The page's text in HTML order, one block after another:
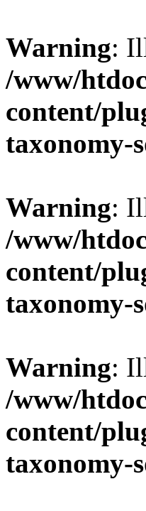
Warning:
/www/
content/
taxonomy-
Warning:
/www/
content/
taxonomy-
Warning:
/www/
content/
taxonomy-